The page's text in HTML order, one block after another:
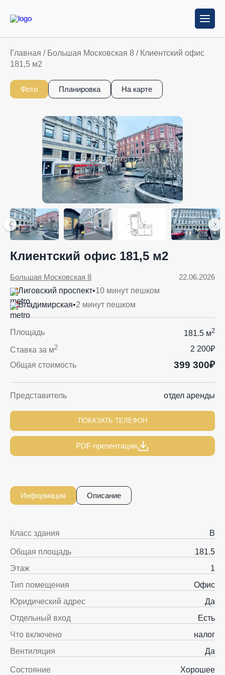
Главная / Большая Московская 8 / Клиентский офис
181,5 м2
Фото Планировка На карте
Клиентский офис 181,5 м2
22.06.2026
Большая Московская 8
Лиговский проспект•10 минут пешком
Владимирская•2 минут пешком
Площадь 181.5 м2
Ставка за м2
2 200₽
Общая стоимость
399 300₽
Представитель отдел аренды
ПОКАЗАТЬ ТЕЛЕФОН
PDF-презентация
Информация Описание
Класс здания B
Общая площадь
181.5
Этаж
1
Тип помещения
Офис
Юридический адрес
Да
Отдельный вход
Есть
Что включено
налог
Вентиляция
Да
Состояние
Хорошее